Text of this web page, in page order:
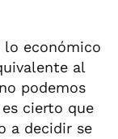
lo económico
al
podemos
cierto que
a decidir se